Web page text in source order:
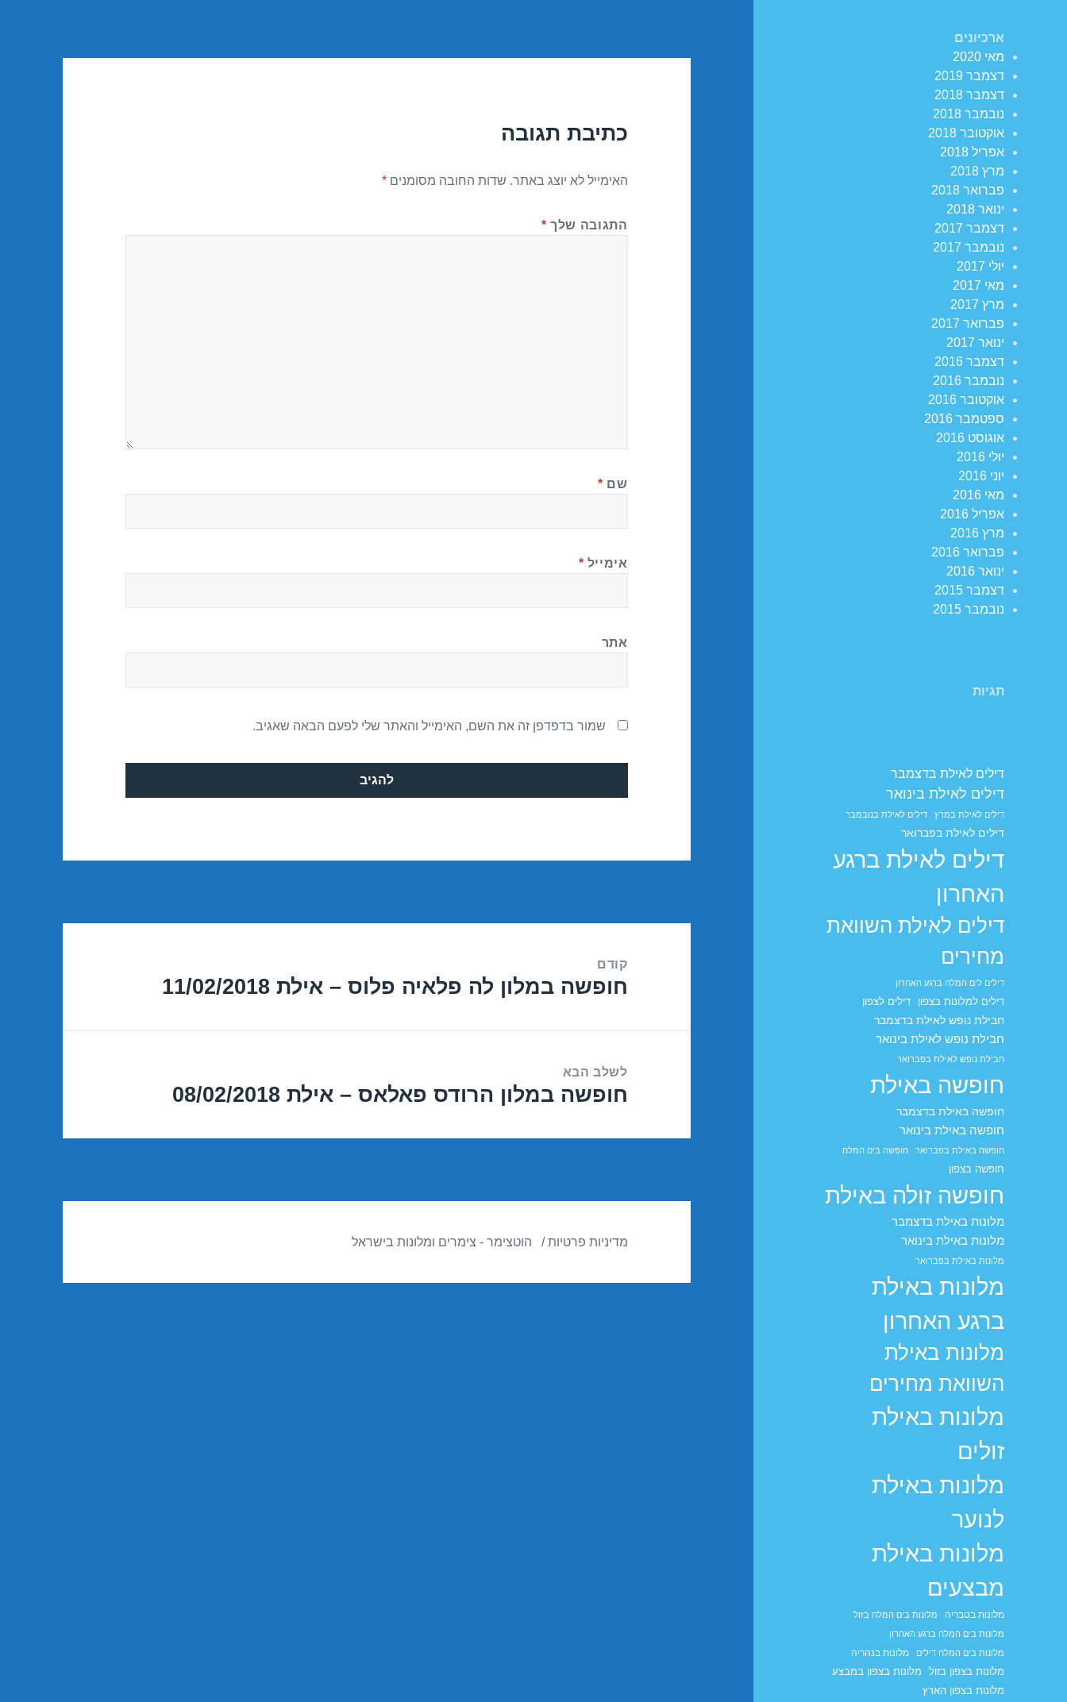
ארכיונים
מאי 2020
דצמבר 2019
דצמבר 2018
נובמבר 2018
אוקטובר 2018
אפריל 2018
מרץ 2018
פברואר 2018
ינואר 2018
דצמבר 2017
נובמבר 2017
יולי 2017
מאי 2017
מרץ 2017
פברואר 2017
ינואר 2017
דצמבר 2016
נובמבר 2016
אוקטובר 2016
ספטמבר 2016
אוגוסט 2016
יולי 2016
יוני 2016
מאי 2016
אפריל 2016
מרץ 2016
פברואר 2016
ינואר 2016
דצמבר 2015
נובמבר 2015
תגיות
דילים לאילת בדצמבר
דילים לאילת בינואר
דילים לאילת במרץ דילים לאילת בנובמבר
דילים לאילת בפברואר
דילים לאילת ברגע
האחרון
דילים לאילת השוואת
מחירים
דילים לים המלח ברגע האחרון
דילים למלונות בצפון דילים לצפון
חבילת נופש לאילת בדצמבר
חבילת נופש לאילת בינואר
חבילת נופש לאילת בפברואר
חופשה באילת
חופשה באילת בדצמבר
חופשה באילת בינואר
חופשה באילת בפברואר חופשה בים המלח
חופשה בצפון
חופשה זולה באילת
מלונות באילת בדצמבר
מלונות באילת בינואר
מלונות באילת בפברואר
מלונות באילת
ברגע האחרון
מלונות באילת
השוואת מחירים
מלונות באילת
זולים
מלונות באילת
לנוער
מלונות באילת
מבצעים
מלונות בטבריה
מלונות בים המלח בזול
מלונות בים המלח ברגע האחרון
מלונות בים המלח דילים
מלונות בנהריה
מלונות בצפון בזול
מלונות בצפון במבצע
מלונות בצפון הארץ
כתיבת תגובה
האימייל לא יוצג באתר. שדות החובה מסומנים*
התגובה שלך *
שם *
אימייל *
אתר
שמור בדפדפן זה את השם, האימייל והאתר שלי לפעם הבאה שאגיב.
קודם
הפוסט
חופשה במלון לה פלאיה פלוס – אילת 11/02/2018
לשלב הבא
הפוסט
חופשה במלון הרודס פאלאס – אילת 08/02/2018
מדיניות פרטיות הוטצימר - צימרים ומלונות בישראל